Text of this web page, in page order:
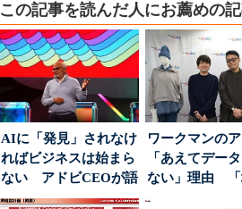
この記事を読んだ人にお薦めの
AIに「発見」されなけ
ればビジネスは始まら
ない アドビCEOが語
った、AIエージ...
ワークマンの
「あえてデー
ない」理由 「
ちた顧客満足度